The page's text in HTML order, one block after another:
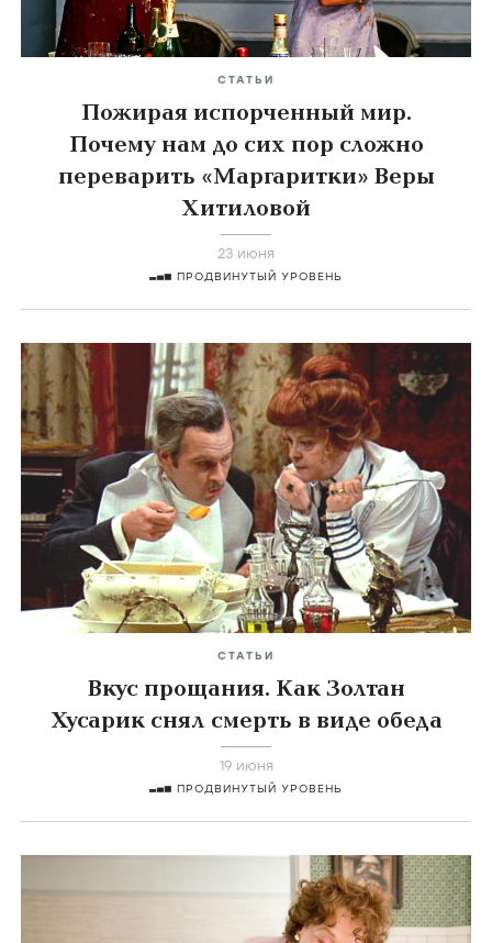
СТАТЬИ
Пожирая испорченный мир.
Почему нам до сих пор сложно
переварить «Маргаритки» Веры
Хитиловой
23 июня
ПРОДВИНУТЫЙ УРОВЕНЬ
СТАТЬИ
Вкус прощания. Как Золтан
Хусарик снял смерть в виде обеда
19 июня
ПРОДВИНУТЫЙ УРОВЕНЬ